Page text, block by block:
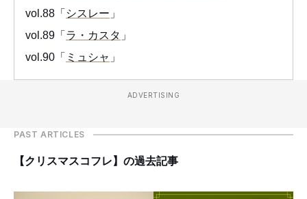
vol.88「 シスレー 」
vol.89「 ラ・カスタ 」
vol.90「 ミュシャ 」
ADVERTISING
PAST ARTICLES
【クリスマスコフレ】の過去記事